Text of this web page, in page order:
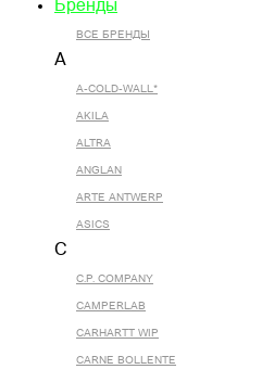
Бренды
ВСЕ БРЕНДЫ
A
A-COLD-WALL*
AKILA
ALTRA
ANGLAN
ARTE ANTWERP
ASICS
C
C.P. COMPANY
CAMPERLAB
CARHARTT WIP
CARNE BOLLENTE